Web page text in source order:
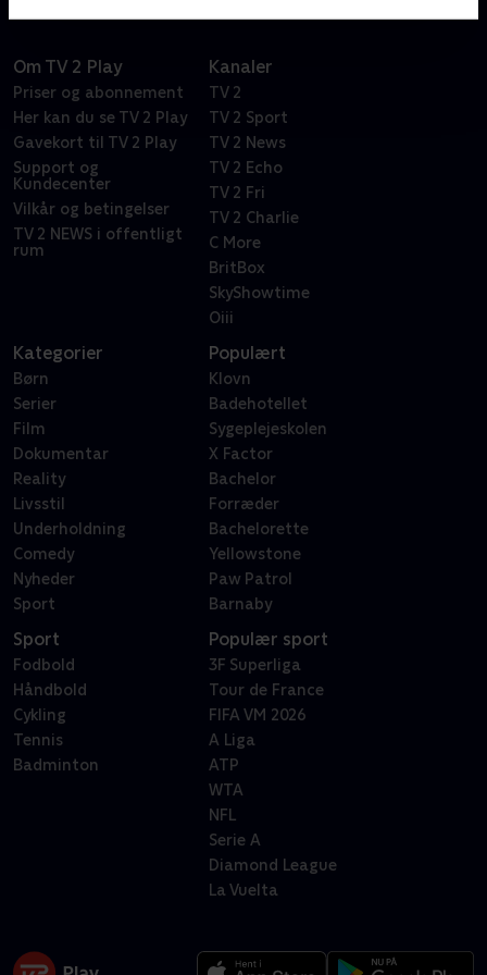
Om TV 2 Play
Priser og abonnement
Her kan du se TV 2 Play
Gavekort til TV 2 Play
Support og
Kundecenter
Vilkår og betingelser
TV 2 NEWS i offentligt
rum
Kanaler
TV 2
TV 2 Sport
TV 2 News
TV 2 Echo
TV 2 Fri
TV 2 Charlie
C More
BritBox
SkyShowtime
Oiii
Kategorier
Børn
Serier
Film
Dokumentar
Reality
Livsstil
Underholdning
Comedy
Nyheder
Sport
Populært
Klovn
Badehotellet
Sygeplejeskolen
X Factor
Bachelor
Forræder
Bachelorette
Yellowstone
Paw Patrol
Barnaby
Sport
Fodbold
Håndbold
Cykling
Tennis
Badminton
Populær sport
3F Superliga
Tour de France
FIFA VM 2026
A Liga
ATP
WTA
NFL
Serie A
Diamond League
La Vuelta